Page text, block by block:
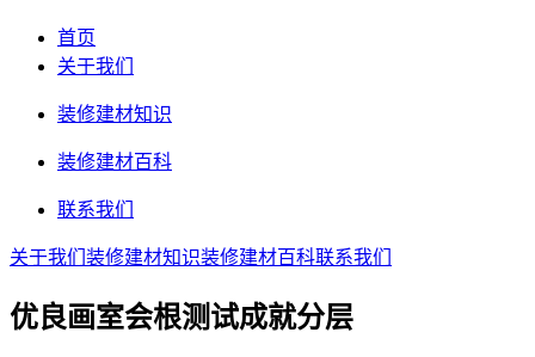
首页
关于我们
装修建材知识
装修建材百科
联系我们
关于我们 装修建材知识装修建材百科联系我们
优良画室会根测试成就分层